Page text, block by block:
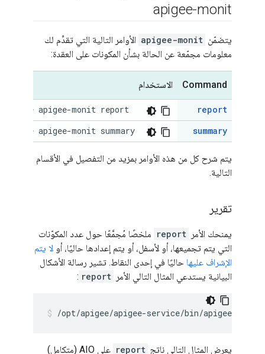
apigee-monit
يتضمّن apigee-monit الأوامر التالية التي تقدِّم لك
معلومات مجمّعة عن الحالة بشأن المكونات على العقدة:
Command الاستخدام
report
apigee-monit report
summary
apigee-monit summary
يتم شرح كل من هذه الأوامر بمزيد من التفصيل في الأقسام
التالية.
تقرير
يمنحك الأمر report ملخصًا مُجمَّعًا حول عدد المكوّنات
التي يتم تجميعها، أو لأسفل، أو يتم إعدادها حاليًا، أو لا يتم
الإشراف عليها حاليًا في إحدى النقاط. تشير رسالة الأشكال
البيانية يستدعي المثال التالي الأمر report
:
/opt/apigee/apigee-service/bin/apigee-
يعرض المثال التالي ناتج report
على AIO (متكامل)